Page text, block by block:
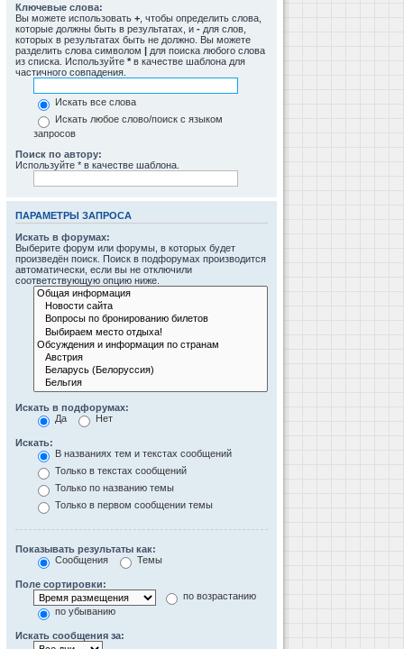
Ключевые слова:
Вы можете использовать + , чтобы определить слова,
которые должны быть в результатах, и - для слов,
которых в результатах быть не должно. Вы можете
разделить слова символом | для поиска любого слова
из списка. Используйте * в качестве шаблона для
частичного совпадения.
Искать все слова
Искать любое слово/поиск с языком
запросов
Поиск по автору:
Используйте * в качестве шаблона.
ПАРАМЕТРЫ ЗАПРОСА
Искать в форумах:
Выберите форум или форумы, в которых будет
произведён поиск. Поиск в подфорумах производится
автоматически, если вы не отключили
соответствующую опцию ниже.
Искать в подфорумах:
Да
Нет
Искать:
В названиях тем и текстах сообщений
Только в текстах сообщений
Только по названию темы
Только в первом сообщении темы
Показывать результаты как:
Сообщения
Темы
Поле сортировки:
по возрастанию
по убыванию
Искать сообщения за: